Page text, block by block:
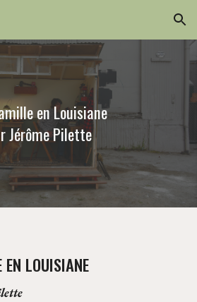
Skip to navigation
en Louisiane
Jérôme Pilette
LOUISIANE